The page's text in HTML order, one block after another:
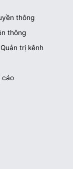
thông
thông
trị kênh
cáo